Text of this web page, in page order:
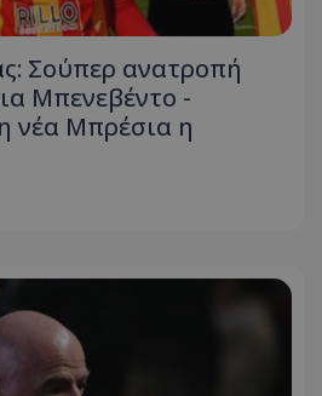
Σούπερ ανατροπή
Μπενεβέντο -
νέα Μπρέσια η